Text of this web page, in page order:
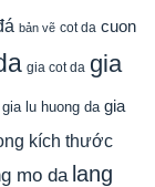
bản vẽ cot da cuon
gia cot da gia
gia lu huong da gia
kích thước
mo da lang